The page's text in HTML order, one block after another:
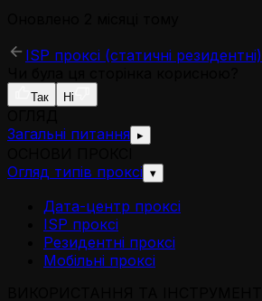
ISP проксі (статичні резидентні)
Так Ні
Загальні питання ▸
Огляд типів проксі ▾
Дата-центр проксі
ISP проксі
Резидентні проксі
Мобільні проксі